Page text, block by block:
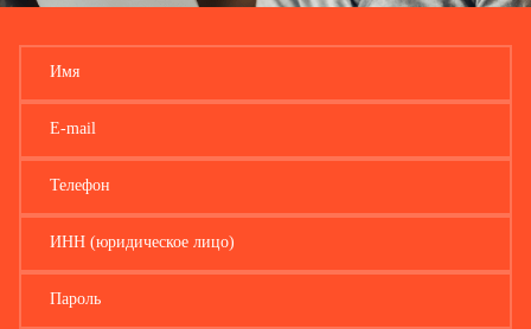
Имя
E-mail
Телефон
ИНН (юридическое лицо)
Пароль